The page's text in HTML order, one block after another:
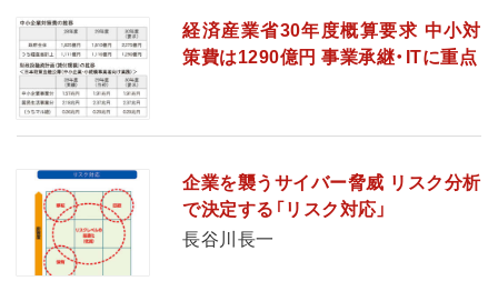
経済産業省30年度概算要求 中小対
策費は1290億円 事業承継・ITに重点
企業を襲うサイバー脅威 リスク分析
で決定する「リスク対応」
長谷川長一